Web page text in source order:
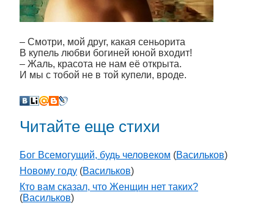
– Смотри, мой друг, какая сеньорита
В купель любви богиней юной входит!
– Жаль, красота не нам её открыта.
И мы с тобой не в той купели, вроде.
Читайте еще стихи
Бог Всемогущий, будь человеком (Васильков)
Новому году (Васильков)
Кто вам сказал, что Женщин нет таких?
(Васильков)